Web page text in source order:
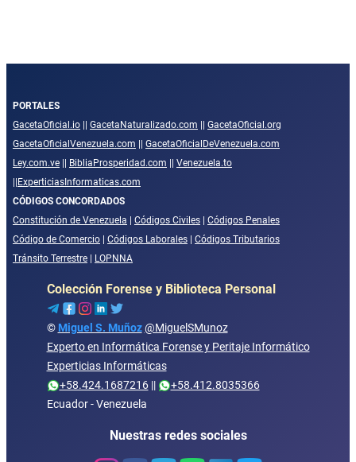
PORTALES
GacetaOficial.io || GacetaNaturalizado.com || GacetaOficial.org
GacetaOficialVenezuela.com || GacetaOficialDeVenezuela.com
Ley.com.ve || BibliaProsperidad.com || Venezuela.to
||ExperticiasInformaticas.com
CÓDIGOS CONCORDADOS
Constitución de Venezuela | Códigos Civiles | Códigos Penales
Código de Comercio | Códigos Laborales | Códigos Tributarios
Tránsito Terrestre | LOPNNA
Colección Forense y Biblioteca Personal
© Miguel S. Muñoz @MiguelSMunoz
Experto en Informática Forense y Peritaje Informático
Experticias Informáticas
+58.424.1687216||
+58.412.8035366
Ecuador - Venezuela
Nuestras redes sociales